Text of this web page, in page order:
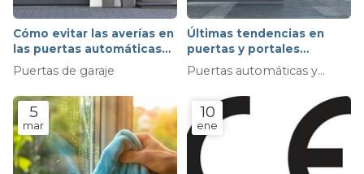
Cómo evitar las averías en
las puertas automáticas
durante el invierno:
recomendaciones para
prevenir el desgaste, la
corrosión y los fallos
eléctricos
Puertas de garaje
Últimas tendencias en
puertas y portales
automáticos
Puertas automáticas y
5
mar
10
ene